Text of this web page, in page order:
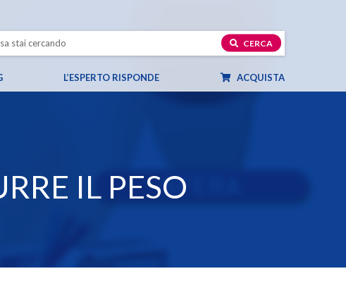
CERCA
L’ESPERTO RISPONDE ACQUISTA
IL PESO